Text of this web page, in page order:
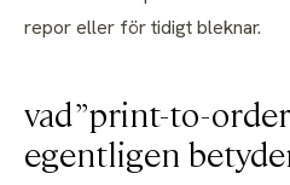
repor eller för tidigt bleknar.
vad ”print-to-
egentligen